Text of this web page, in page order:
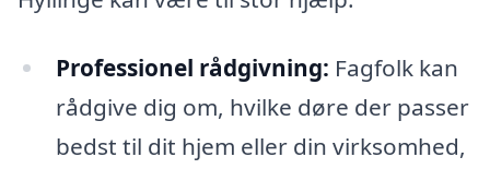
Professionel rådgivning: Fagfolk kan
rådgive dig om, hvilke døre der passer
bedst til dit hjem eller din virksomhed,